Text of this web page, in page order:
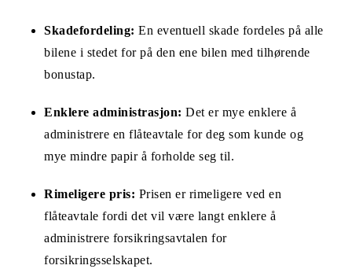
Skadefordeling: En eventuell skade fordeles på alle
bilene i stedet for på den ene bilen med tilhørende
bonustap.
Enklere administrasjon: Det er mye enklere å
administrere en flåteavtale for deg som kunde og
mye mindre papir å forholde seg til.
Rimeligere pris: Prisen er rimeligere ved en
flåteavtale fordi det vil være langt enklere å
administrere forsikringsavtalen for
forsikringsselskapet.